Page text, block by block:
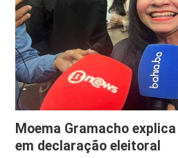
Moema Gramacho
em declaração eleitoral